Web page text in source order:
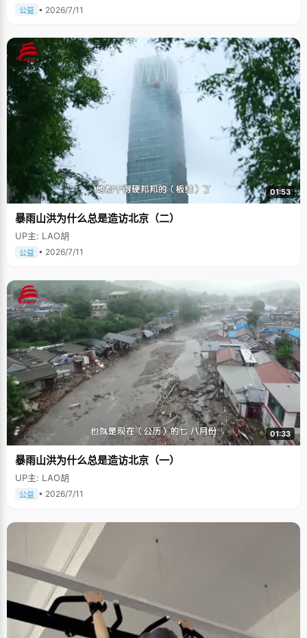
公益 • 2026/7/11
01:53
暴雨山洪为什么总是造访北京（二）
UP主: LAO胡
公益 • 2026/7/11
01:33
暴雨山洪为什么总是造访北京（一）
UP主: LAO胡
公益 • 2026/7/11